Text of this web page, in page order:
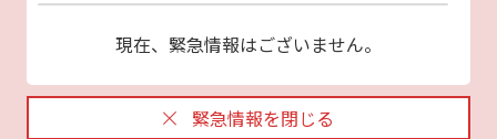
現在、緊急情報はございません。
緊急情報を閉じる